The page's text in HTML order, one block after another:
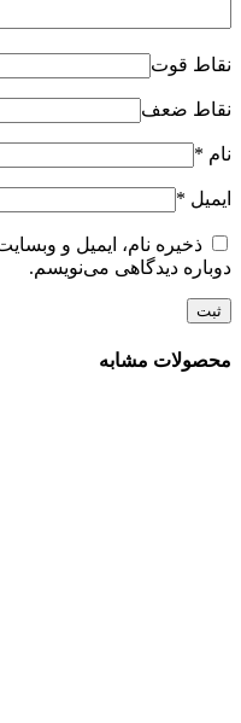
نقاط قوت
نقاط ضعف
نام *
ایمیل *
ذخیره نام، ایمیل و
دوباره دیدگاهی می‌نویسم.
محصولات مشابه